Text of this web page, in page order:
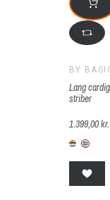
BY
Lang
striber
1.399,00 kr.
B-B-
B-